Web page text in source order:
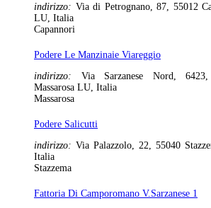
indirizzo: Via di Petrognano, 87, 55012
LU, Italia
Capannori
Podere Le Manzinaie Viareggio
indirizzo: Via Sarzanese Nord,
Massarosa LU, Italia
Massarosa
Podere Salicutti
indirizzo: Via Palazzolo, 22, 55040
Italia
Stazzema
Fattoria Di Camporomano V.Sarzanese 1